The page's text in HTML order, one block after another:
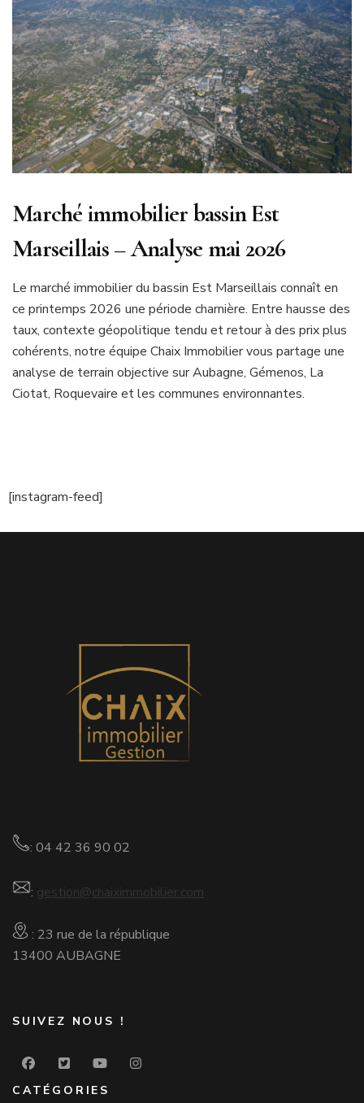
Marché immobilier bassin Est
Marseillais – Analyse mai 2026
Le marché immobilier du bassin Est Marseillais connaît en
ce printemps 2026 une période charnière. Entre hausse des
taux, contexte géopolitique tendu et retour à des prix plus
cohérents, notre équipe Chaix Immobilier vous partage une
analyse de terrain objective sur Aubagne, Gémenos, La
Ciotat, Roquevaire et les communes environnantes.
[instagram-feed]
: 04 42 36 90 02
: gestion@chaiximmobilier.com
: 23 rue de la république
13400 AUBAGNE
SUIVEZ NOUS !
CATÉGORIES